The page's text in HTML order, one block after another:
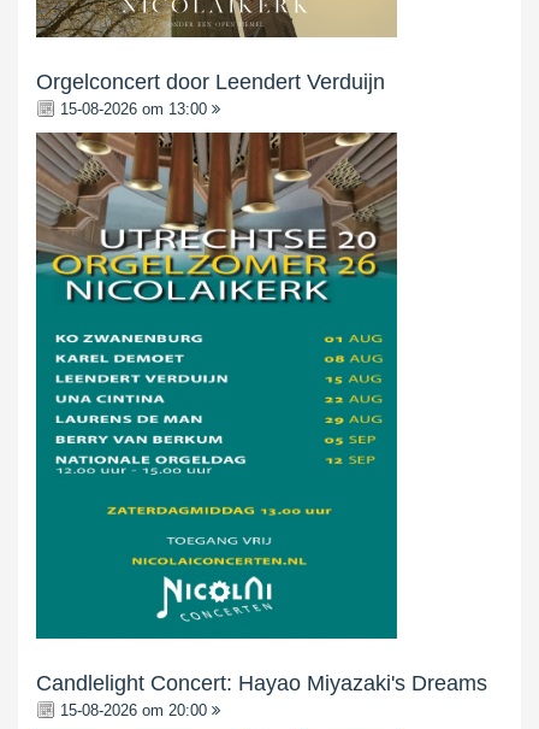
Orgelconcert door Leendert Verduijn
15-08-2026 om 13:00
Candlelight Concert: Hayao Miyazaki's Dreams
15-08-2026 om 20:00